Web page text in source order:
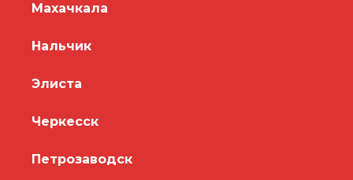
Махачкала
Нальчик
Элиста
Черкесск
Петрозаводск